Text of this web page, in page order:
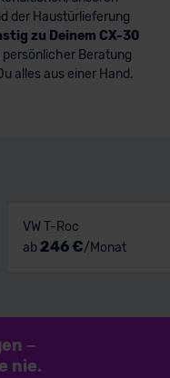
der Haustürlieferung
zu Deinem CX-30
persönlicher Beratung
alles aus einer Hand.
VW T-Roc
ab 246 €/Monat
–
nie.